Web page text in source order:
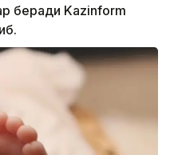
беради Kazinform